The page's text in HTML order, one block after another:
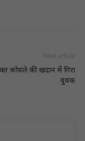
Next article
कोयले की खदान में गिरा
युवक